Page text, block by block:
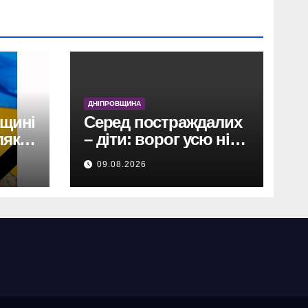
ДНІПРОВЩИНА
Серед постраждалих
– діти: ворог усю ніч
тероризував
Дніпропетровщину
безпілотниками,
09.08.2026